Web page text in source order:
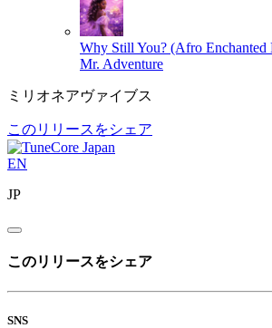
Why Still You? (Afro Enchanted
Mr. Adventure
ミリオネアヴァイブス
このリリースをシェア
EN
JP
このリリースをシェア
SNS